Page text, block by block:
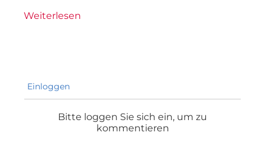
Weiterlesen
Einloggen
Bitte loggen Sie sich ein, um zu
kommentieren